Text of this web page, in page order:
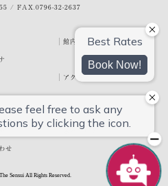
/ FAX.0796-32-2637
館内・施設
アクセス
プライバシーポリシー
泉翠ブログ
せ
Sensui All Rights Reserved.